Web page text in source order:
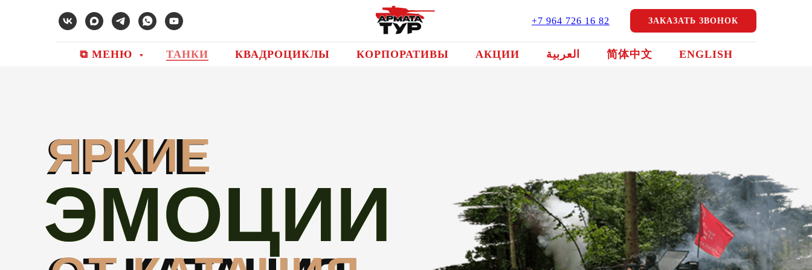
+7 964 726 16 82 ЗАКАЗАТЬ ЗВОНОК
⧉ МЕНЮ ТАНКИ КВАДРОЦИКЛЫ КОРПОРАТИВЫ АКЦИИ العربية 简体中文 ENGLISH
ЯРКИЕ
ЯРКИЕ
ЭМОЦИИ
ЭМОЦИИ